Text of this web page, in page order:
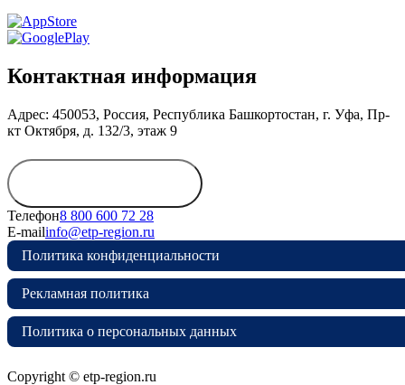
Контактная информация
Адрес: 450053, Россия, Республика Башкортостан, г. Уфа, Пр-
кт Октября, д. 132/3, этаж 9
Телефон8 800 600 72 28
E-mailinfo@etp-region.ru
Политика конфиденциальности
Рекламная политика
Политика о персональных данных
Copyright © etp-region.ru